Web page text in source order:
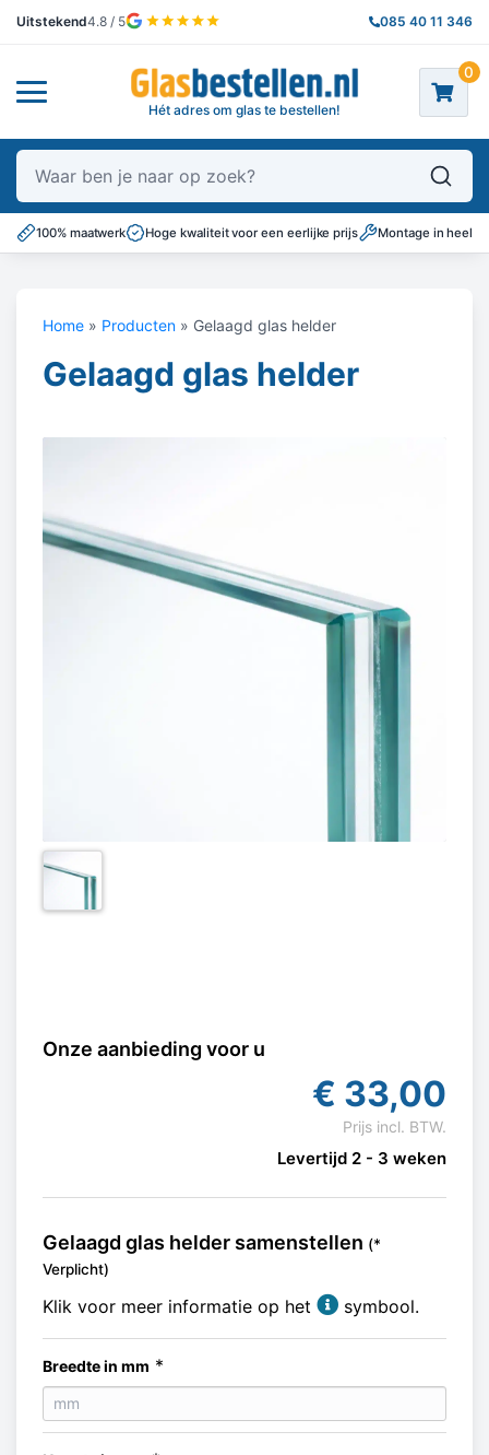
Uitstekend4.8 / 5 085 40 11 346
Hét adres om glas te bestellen!
0
Waar ben je naar op zoek?
100% maatwerk Hoge kwaliteit voor een eerlijke prijs Montage in heel
Home » Producten » Gelaagd glas helder
Gelaagd glas helder
Onze aanbieding voor u
€ 33,00
Prijs incl. BTW.
Levertijd 2 - 3 weken
Gelaagd glas helder samenstellen (*
Verplicht)
Klik voor meer informatie op het symbool.
Breedte in mm *